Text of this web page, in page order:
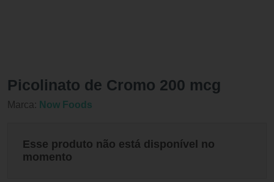
Picolinato de Cromo 200 mcg
Marca: Now Foods
Esse produto não está disponível no
momento